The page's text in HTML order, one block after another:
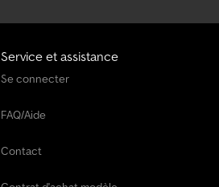
Service et assistance
Se connecter
FAQ/Aide
Contact